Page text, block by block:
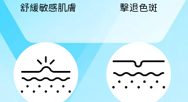
舒緩敏感肌膚 擊退色斑